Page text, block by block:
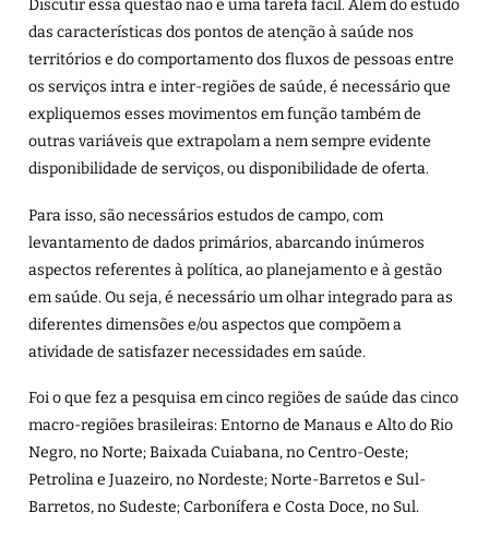
Discutir essa questão não é uma tarefa fácil. Além do estudo
das características dos pontos de atenção à saúde nos
territórios e do comportamento dos fluxos de pessoas entre
os serviços intra e inter-regiões de saúde, é necessário que
expliquemos esses movimentos em função também de
outras variáveis que extrapolam a nem sempre evidente
disponibilidade de serviços, ou disponibilidade de oferta.
Para isso, são necessários estudos de campo, com
levantamento de dados primários, abarcando inúmeros
aspectos referentes à política, ao planejamento e à gestão
em saúde. Ou seja, é necessário um olhar integrado para as
diferentes dimensões e/ou aspectos que compõem a
atividade de satisfazer necessidades em saúde.
Foi o que fez a pesquisa em cinco regiões de saúde das cinco
macro-regiões brasileiras: Entorno de Manaus e Alto do Rio
Negro, no Norte; Baixada Cuiabana, no Centro-Oeste;
Petrolina e Juazeiro, no Nordeste; Norte-Barretos e Sul-
Barretos, no Sudeste; Carbonífera e Costa Doce, no Sul.